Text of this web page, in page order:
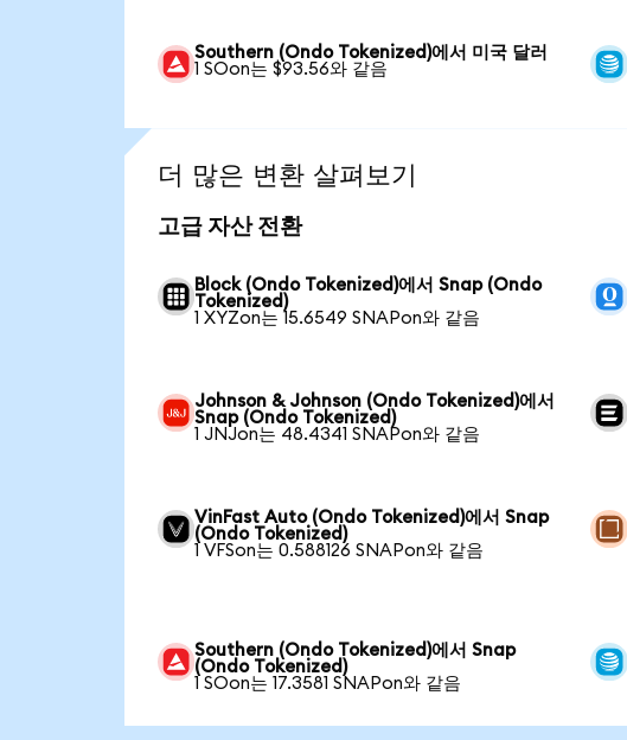
Southern (Ondo Tokenized)에서 미국 달러
1 SOon는 $93.56와 같음
더 많은 변환 살펴보기
고급 자산 전환
Block (Ondo Tokenized)에서 Snap (Ondo
Tokenized)
1 XYZon는 15.6549 SNAPon와 같음
Johnson & Johnson (Ondo Tokenized)에서
Snap (Ondo Tokenized)
1 JNJon는 48.4341 SNAPon와 같음
VinFast Auto (Ondo Tokenized)에서 Snap
(Ondo Tokenized)
1 VFSon는 0.588126 SNAPon와 같음
Southern (Ondo Tokenized)에서 Snap
(Ondo Tokenized)
1 SOon는 17.3581 SNAPon와 같음